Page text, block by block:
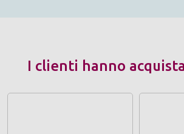
I clienti hanno